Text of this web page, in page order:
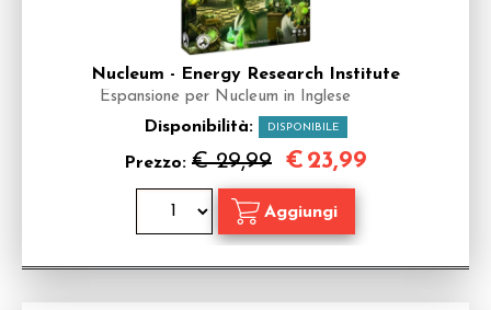
Nucleum - Energy Research Institute
Espansione per Nucleum in Inglese
Disponibilità: DISPONIBILE
Prezzo: € 29,99 € 23,99